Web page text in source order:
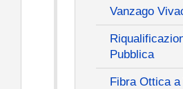
Vanzago
Pubblica
Fibra Ottica a